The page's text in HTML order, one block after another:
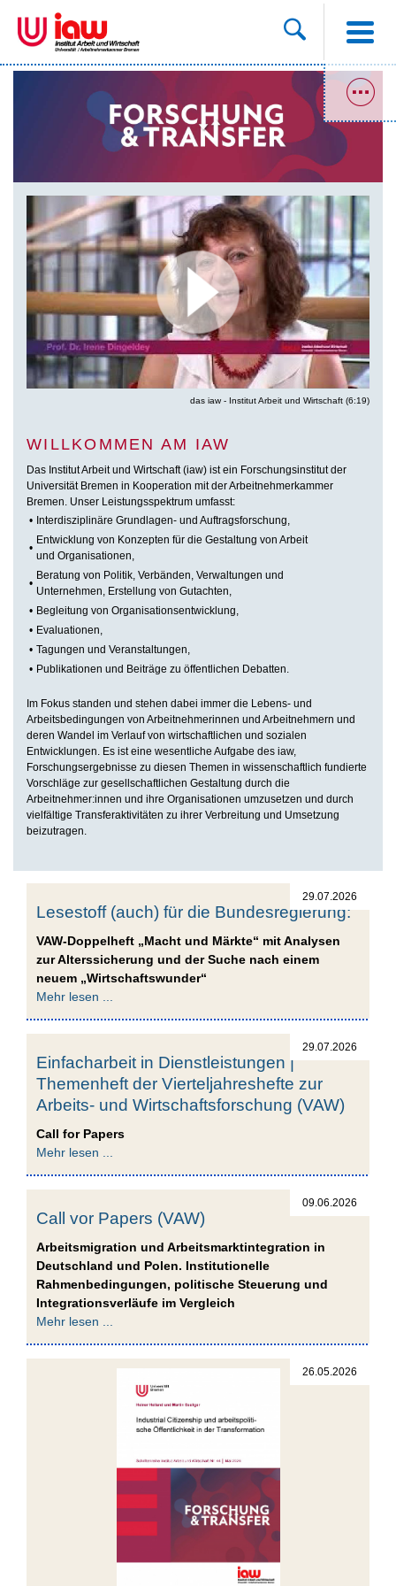
das iaw - Institut Arbeit und Wirtschaft (6:19)
WILLKOMMEN AM IAW
Das Institut Arbeit und Wirtschaft (iaw) ist ein Forschungsinstitut der
Universität Bremen in Kooperation mit der Arbeitnehmerkammer
Bremen. Unser Leistungsspektrum umfasst:
• Interdisziplinäre Grundlagen- und Auftragsforschung,
•
Entwicklung von Konzepten für die Gestaltung von Arbeit
und Organisationen,
•
Beratung von Politik, Verbänden, Verwaltungen und
Unternehmen, Erstellung von Gutachten,
• Begleitung von Organisationsentwicklung,
• Evaluationen,
• Tagungen und Veranstaltungen,
• Publikationen und Beiträge zu öffentlichen Debatten.
Im Fokus standen und stehen dabei immer die Lebens- und
Arbeitsbedingungen von Arbeitnehmerinnen und Arbeitnehmern und
deren Wandel im Verlauf von wirtschaftlichen und sozialen
Entwicklungen. Es ist eine wesentliche Aufgabe des iaw,
Forschungsergebnisse zu diesen Themen in wissenschaftlich fundierte
Vorschläge zur gesellschaftlichen Gestaltung durch die
Arbeitnehmer:innen und ihre Organisationen umzusetzen und durch
vielfältige Transferaktivitäten zu ihrer Verbreitung und Umsetzung
beizutragen.
29.07.2026
Lesestoff (auch) für die Bundesregierung:
VAW-Doppelheft „Macht und Märkte“ mit Analysen
zur Alterssicherung und der Suche nach einem
neuem „Wirtschaftswunder“
Mehr lesen ...
29.07.2026
Einfacharbeit in Dienstleistungen |
Themenheft der Vierteljahreshefte zur
Arbeits- und Wirtschaftsforschung (VAW)
Call for Papers
Mehr lesen ...
09.06.2026
Call vor Papers (VAW)
Arbeitsmigration und Arbeitsmarktintegration in
Deutschland und Polen. Institutionelle
Rahmenbedingungen, politische Steuerung und
Integrationsverläufe im Vergleich
Mehr lesen ...
26.05.2026